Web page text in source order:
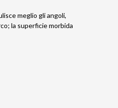
meglio gli angoli,
la superficie morbida